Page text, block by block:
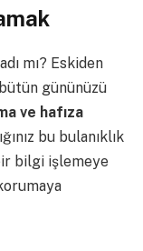
mı? Eskiden
gününüzü
ve hafıza
bu bulanıklık
bilgi işlemeye